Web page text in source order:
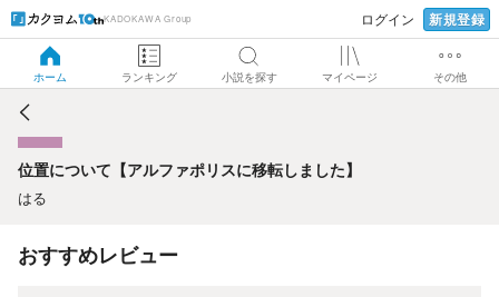
KADOKAWA Group ログイン 新規登録
ホーム ランキング 小説を探す マイページ その他
位置について【アルファポリスに移転しました】
位置について【アルファポリスに移転しました】
はる
おすすめレビュー